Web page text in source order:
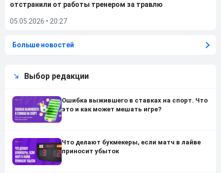
отстранили от работы тренером за травлю
05.05.2026 • 20:27
Больше новостей
Выбор редакции
Ошибка выжившего в ставках на спорт. Что
это и как может мешать игре?
Что делают букмекеры, если матч в лайве
приносит убыток